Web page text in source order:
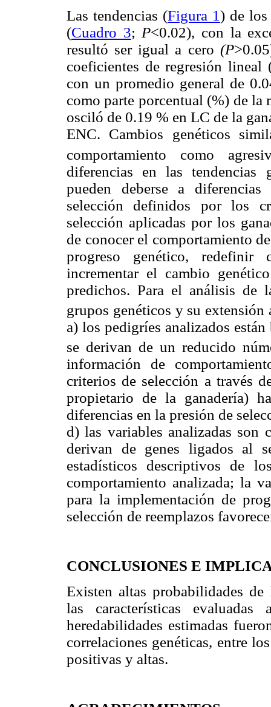
Las tendencias (Figura 1) de
(Cuadro 3; P<0.02), con la
resultó ser igual a cero (P
coeficientes de regresión
con un promedio general de
como parte porcentual (%) de la
osciló de 0.19 % en LC de la
ENC. Cambios genéticos
comportamiento como
diferencias en las tendencias
pueden deberse a
selección definidos por los
selección aplicadas por los
de conocer el comportamiento
progreso genético,
incrementar el cambio
predichos. Para el análisis de
grupos genéticos y su
a) los pedigríes analizados
se derivan de un reducido
información de
criterios de selección a través
propietario de la ganadería)
diferencias en la presión de
d) las variables analizadas son
derivan de genes ligados al
estadísticos descriptivos de
comportamiento analizada; la
para la implementación de
selección de reemplazos
CONCLUSIONES E
Existen altas probabilidades
las características
heredabilidades estimadas
correlaciones genéticas, entre
positivas y altas.